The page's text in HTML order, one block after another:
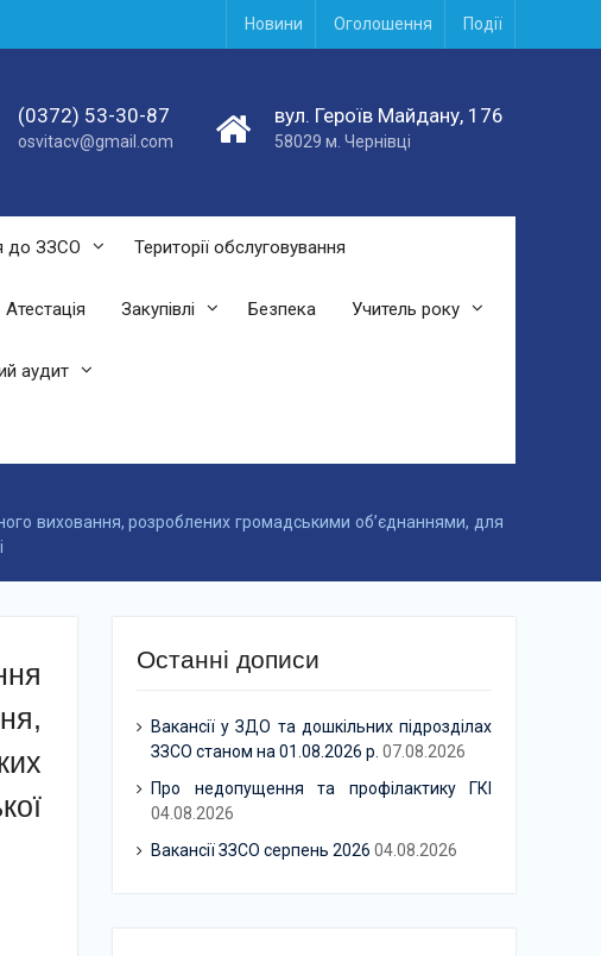
Новини Оголошення Події
(0372) 53-30-87
osvitacv@gmail.com
вул. Героїв Майдану, 176
58029 м. Чернівці
до ЗЗСО Території обслуговування
Атестація Закупівлі Безпека Учитель року
аудит
виховання, розроблених громадськими об’єднаннями, для
Останні дописи
Вакансії у ЗДО та дошкільних підрозділах
ЗЗСО станом на 01.08.2026 р. 07.08.2026
Про недопущення та профілактику ГКІ
04.08.2026
Вакансії ЗЗСО серпень 2026 04.08.2026